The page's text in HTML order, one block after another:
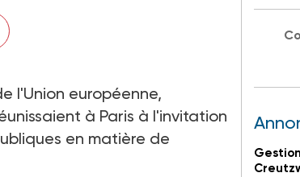
l'Union européenne,
à Paris à l'invitation
en matière de